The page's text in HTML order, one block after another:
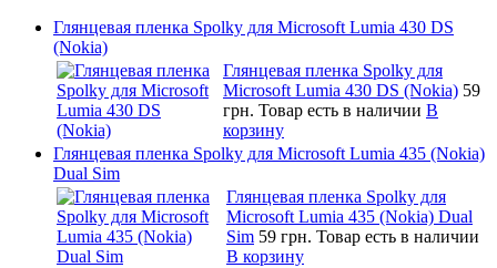
Глянцевая пленка Spolky для Microsoft Lumia 430 DS
(Nokia)
Глянцевая пленка Spolky для
Microsoft Lumia 430 DS (Nokia) 59
грн. Товар есть в наличии В
корзину
Глянцевая пленка Spolky для Microsoft Lumia 435 (Nokia)
Dual Sim
Глянцевая пленка Spolky для
Microsoft Lumia 435 (Nokia) Dual
Sim 59 грн. Товар есть в наличии
В корзину